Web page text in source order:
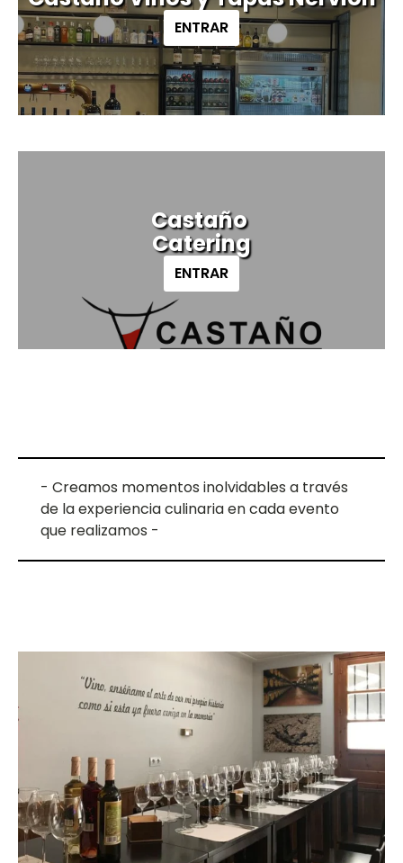
ENTRAR
Castaño
Catering
ENTRAR
- Creamos momentos inolvidables a través
de la experiencia culinaria en cada evento
que realizamos -